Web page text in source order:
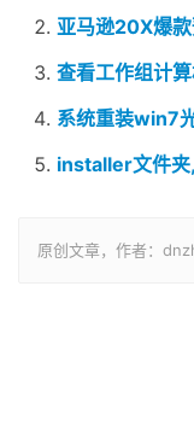
亚马逊20X爆款
查看工作组计
系统重装win7
installer文件
原创文章，作者：